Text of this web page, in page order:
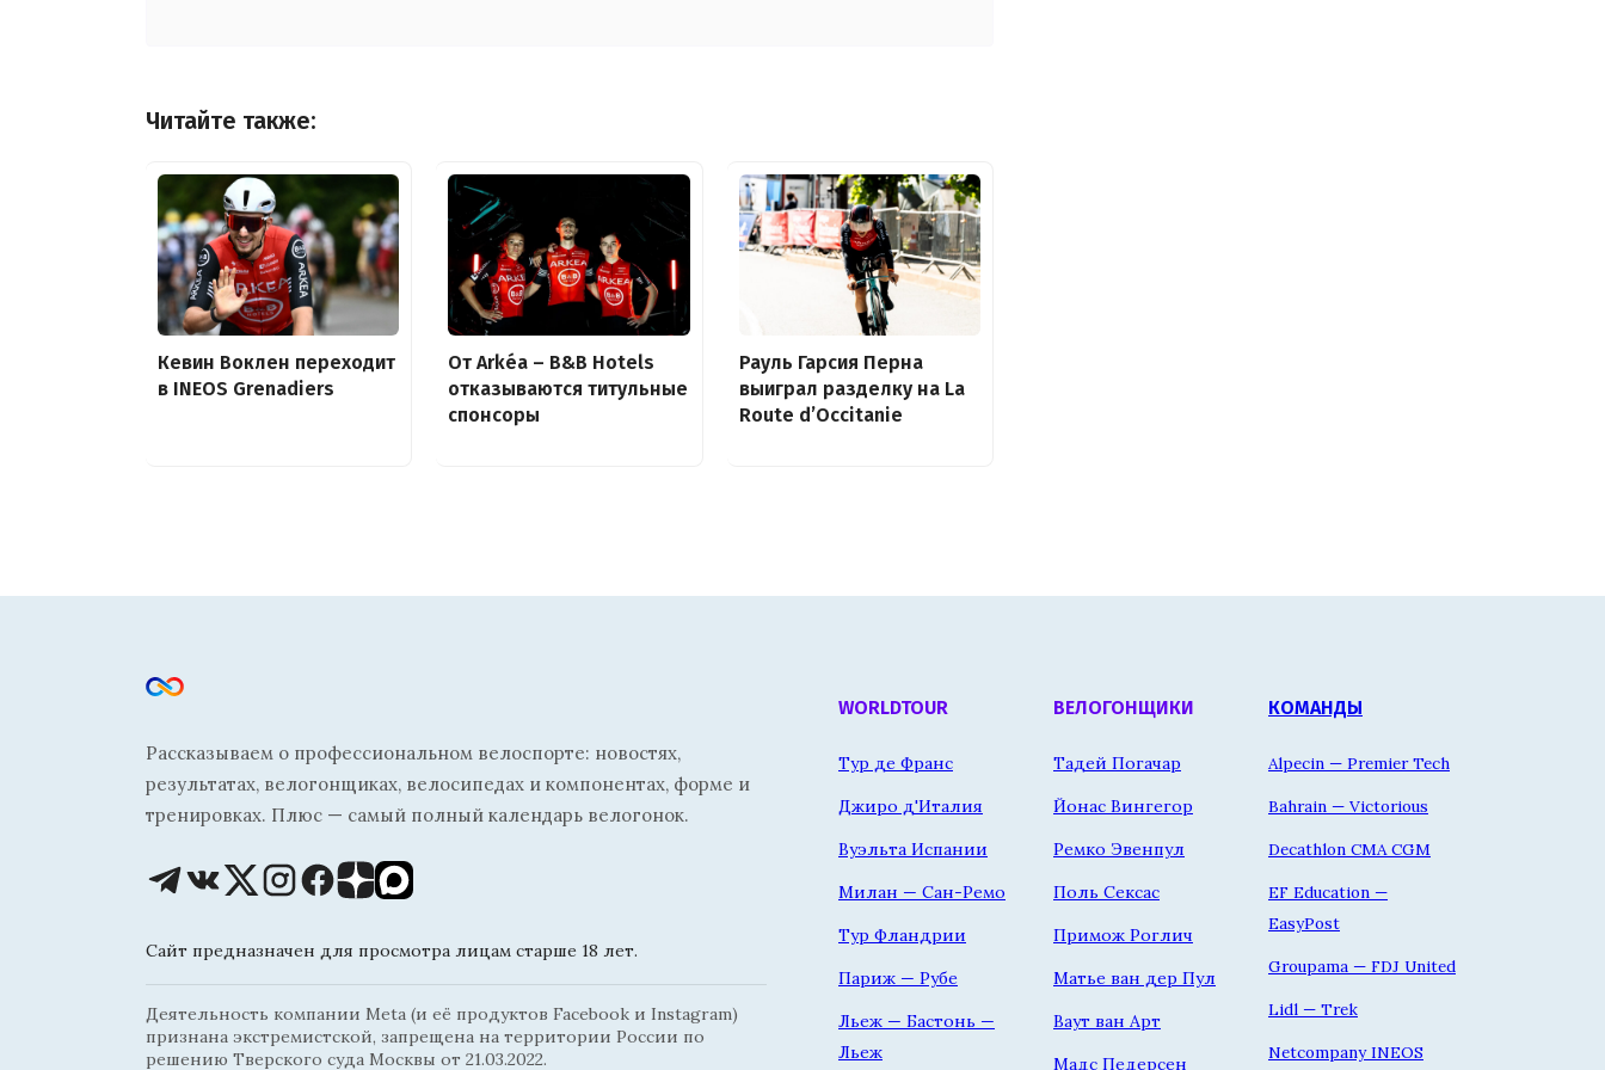
Читайте также:
Кевин Воклен переходит
в INEOS Grenadiers
От Arkéa – B&B Hotels
отказываются титульные
спонсоры
Рауль Гарсия Перна
выиграл разделку на La
Route d’Occitanie
Рассказываем о профессиональном велоспорте: новостях,
результатах, велогонщиках, велосипедах и компонентах, форме и
тренировках. Плюс — самый полный календарь велогонок.
Сайт предназначен для просмотра лицам старше 18 лет.
Деятельность компании Meta (и её продуктов Facebook и Instagram)
признана экстремистской, запрещена на территории России по
решению Тверского суда Москвы от 21.03.2022.
WORLDTOUR
Тур де Франс
Джиро д'Италия
Вуэльта Испании
Милан — Сан-Ремо
Тур Фландрии
Париж — Рубе
Льеж — Бастонь —
Льеж
ВЕЛОГОНЩИКИ
Тадей Погачар
Йонас Вингегор
Ремко Эвенпул
Поль Сексас
Примож Роглич
Матье ван дер Пул
Ваут ван Арт
Мадс Педерсен
КОМАНДЫ
Alpecin — Premier Tech
Bahrain — Victorious
Decathlon CMA CGM
EF Education —
EasyPost
Groupama — FDJ United
Lidl — Trek
Netcompany INEOS